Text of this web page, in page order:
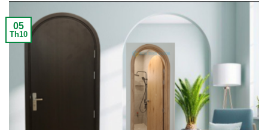
05
Th10